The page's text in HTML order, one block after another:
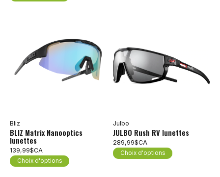
Bliz
BLIZ Matrix Nanooptics
lunettes
139,99$CA
Choix d'options
Julbo
JULBO Rush RV lunettes
289,99$CA
Choix d'options